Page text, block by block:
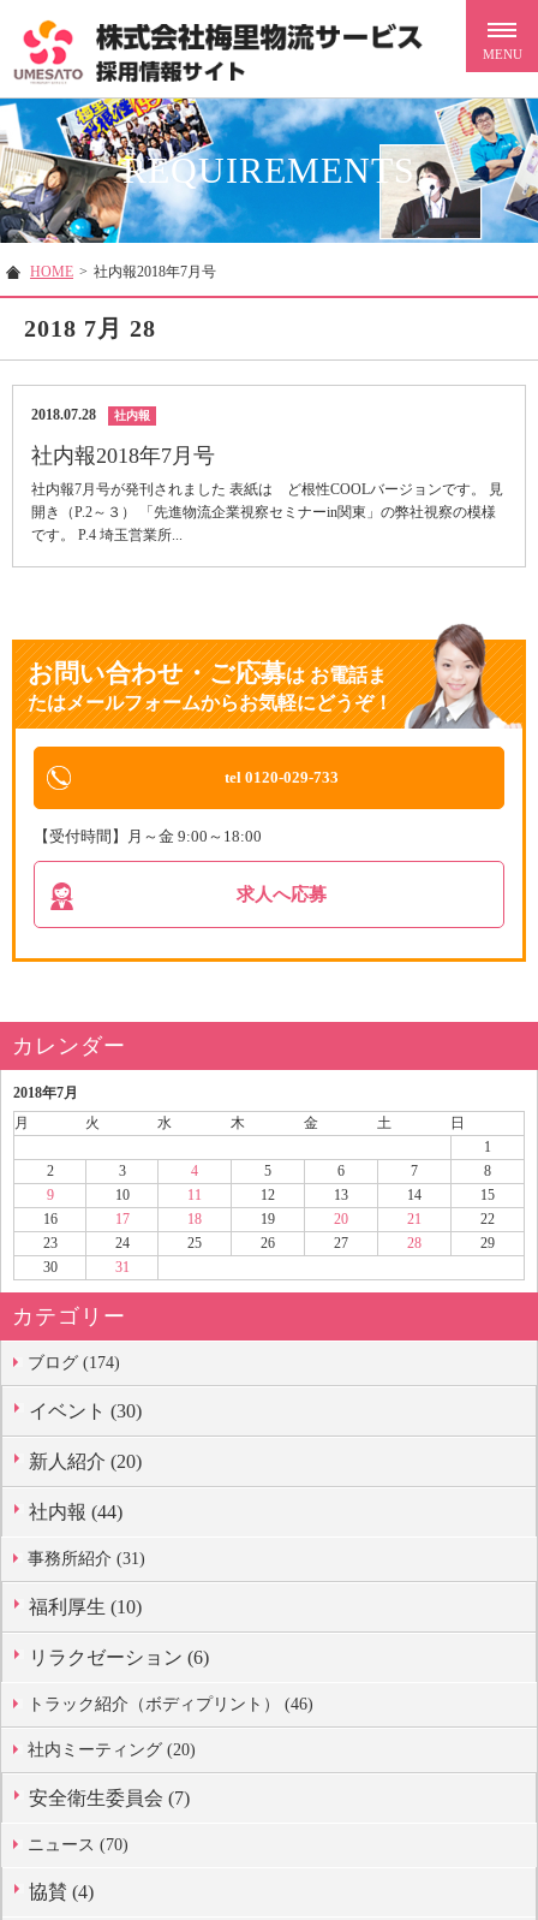
REQUIREMENTS
HOME > 社内報2018年7月号
2018 7月 28
2018.07.28 社内報
社内報2018年7月号
社内報7月号が発刊されました 表紙は ど根性COOLバージョンです。 見
開き（P.2～３） 「先進物流企業視察セミナーin関東」の弊社視察の模様
です。 P.4 埼玉営業所...
お問い合わせ・ご応募はお電話ま
たはメールフォームからお気軽にどうぞ！
tel 0120-029-733
【受付時間】月～金 9:00～18:00
求人へ応募
カレンダー
2018年7月
月
火 水 木 金 土
日
1
2
3 4 5 6 7
8
9
10 11 12 13 14
15
16
17 18 19 20 21
22
23
24 25 26 27 28
29
30
31
カテゴリー
ブログ (174)
イベント (30)
新人紹介 (20)
社内報 (44)
事務所紹介 (31)
福利厚生 (10)
リラクゼーション (6)
トラック紹介（ボディプリント） (46)
社内ミーティング (20)
安全衛生委員会 (7)
ニュース (70)
協賛 (4)